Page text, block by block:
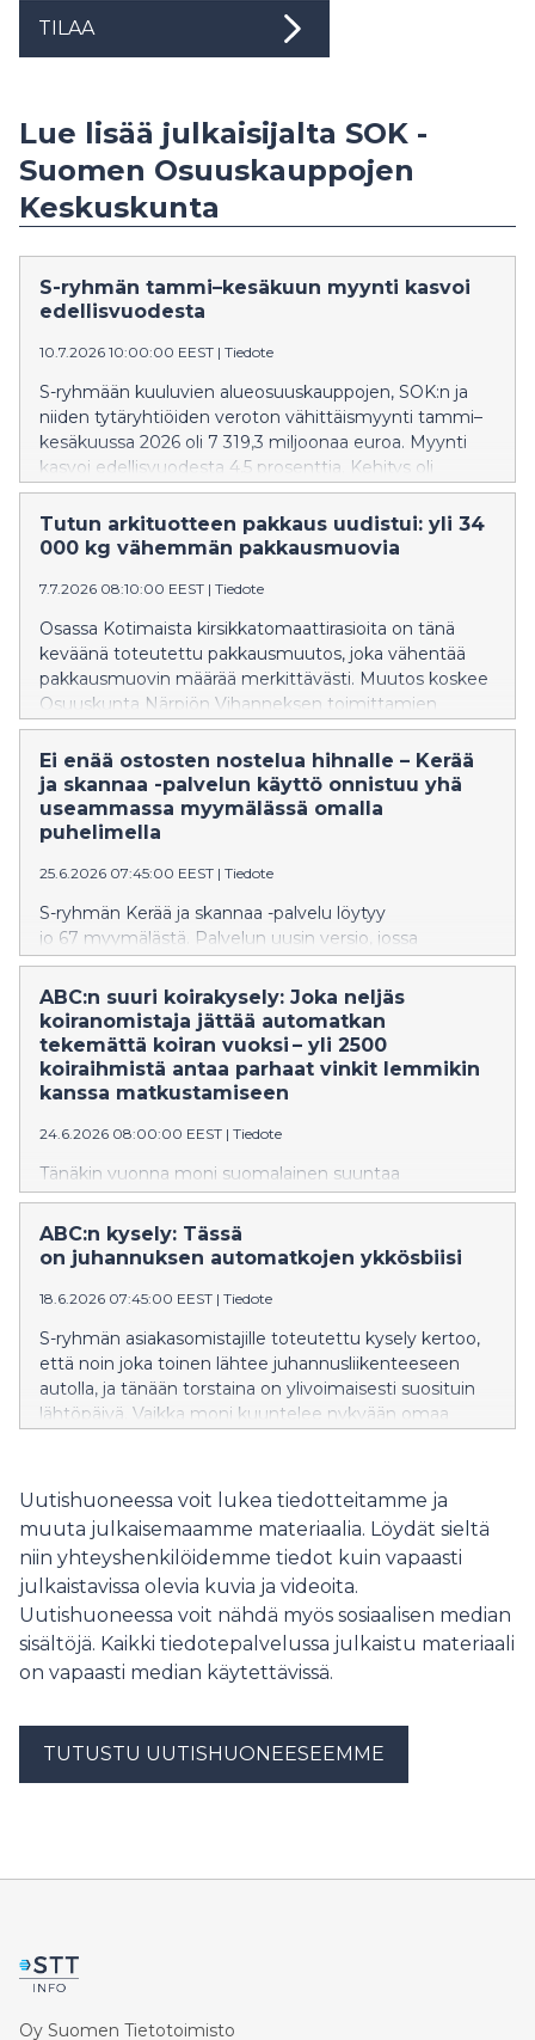
TILAA
Lue lisää julkaisijalta SOK -
Suomen Osuuskauppojen
Keskuskunta
S-ryhmän tammi–kesäkuun myynti kasvoi
edellisvuodesta
10.7.2026 10:00:00 EEST | Tiedote
S-ryhmään kuuluvien alueosuuskauppojen, SOK:n ja
niiden tytäryhtiöiden veroton vähittäismyynti tammi–
kesäkuussa 2026 oli 7 319,3 miljoonaa euroa. Myynti
kasvoi edellisvuodesta 4,5 prosenttia. Kehitys oli
vahvaa muun muassa liikennekaupassa ja
marketkaupassa.
Tutun arkituotteen pakkaus uudistui: yli 34
000 kg vähemmän pakkausmuovia
7.7.2026 08:10:00 EEST | Tiedote
Osassa Kotimaista kirsikkatomaattirasioita on tänä
keväänä toteutettu pakkausmuutos, joka vähentää
pakkausmuovin määrää merkittävästi. Muutos koskee
Osuuskunta Närpiön Vihanneksen toimittamien
Kotimaista kirsikkatomaattien rasioita, joissa
toteutettu pakkausuudistus vähentää pakkauksissa
käytetyn muovin määrää vuositasolla yli 34 000 kg.
Tämä vastaa yhteensä yli 1,6 miljoonaa muovikassia.
Ei enää ostosten nostelua hihnalle – Kerää
ja skannaa -palvelun käyttö onnistuu yhä
useammassa myymälässä omalla
puhelimella
25.6.2026 07:45:00 EEST | Tiedote
S-ryhmän Kerää ja skannaa -palvelu löytyy
jo 67 myymälästä. Palvelun uusin versio, jossa
skannaus tehdään omalla puhelimella, on
käytössä 7 myymälässä. Mobiili Kerää ja skannaa -
palvelu toimii S-ostoslista-sovelluksessa, joka tarjoaa
asiakkaille muitakin arkea helpottavia ominaisuuksia.
ABC:n suuri koirakysely: Joka neljäs
koiranomistaja jättää automatkan
tekemättä koiran vuoksi – yli 2500
koiraihmistä antaa parhaat vinkit lemmikin
kanssa matkustamiseen
24.6.2026 08:00:00 EEST | Tiedote
Tänäkin vuonna moni suomalainen suuntaa
kesälomamatkalle koiransa kanssa. ABC:n tuoreen
kyselytutkimuksen mukaan lemmikin kanssa
matkustaminen vaatii tarkkaa ennakkosuunnittelua.
Vastaajien mukaan Suomen teillä suurimpia haasteita
ovat lemmikille sopivien taukopaikkojen vähyys, minkä
tarttunut tähän tarpeeseen ja tuonut asemilleen
entistä enemmän koiraystävällisiä palveluita.
ABC:n kysely: Tässä
on juhannuksen automatkojen ykkösbiisi
18.6.2026 07:45:00 EEST | Tiedote
S-ryhmän asiakasomistajille toteutettu kysely kertoo,
että noin joka toinen lähtee juhannusliikenteeseen
autolla, ja tänään torstaina on ylivoimaisesti suosituin
lähtöpäivä. Vaikka moni kuuntelee nykyään omaa
nousi selvästi muiden yläpuolelle: Arttu Wiskarin
Uutishuoneessa voit lukea tiedotteitamme ja
muuta julkaisemaamme materiaalia. Löydät sieltä
niin yhteyshenkilöidemme tiedot kuin vapaasti
julkaistavissa olevia kuvia ja videoita.
Uutishuoneessa voit nähdä myös sosiaalisen median
sisältöjä. Kaikki tiedotepalvelussa julkaistu materiaali
on vapaasti median käytettävissä.
TUTUSTU UUTISHUONEESEEMME
Oy Suomen Tietotoimisto